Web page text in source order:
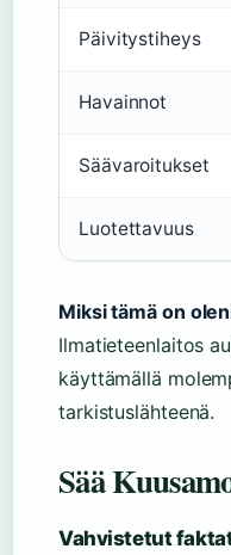
Päivitystiheys
Havainnot
Säävaroitukset
Luotettavuus
Miksi tämä on
Ilmatieteenlaitos
käyttämällä
tarkistuslähteenä.
Sää
Vahvistetut